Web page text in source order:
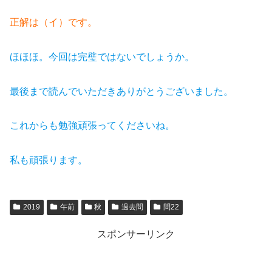
正解は（イ）です。
ほほほ。今回は完璧ではないでしょうか。
最後まで読んでいただきありがとうございました。
これからも勉強頑張ってくださいね。
私も頑張ります。
2019 午前 秋 過去問 問22
スポンサーリンク